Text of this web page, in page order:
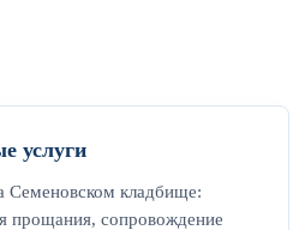
услуги
Семеновском кладбище:
прощания, сопровождение